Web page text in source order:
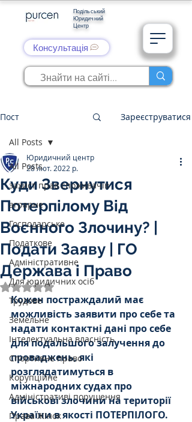
Подільський
Юридичний
Центр
Консультація
Пост Зареєструватися
All Posts
захист прав споживачів
аграрне
Господарське
Податкове
Адміністративне
Для юридичних осіб
Трудове
Земельне
Інтелектуальна власність
Спортивне право
Корупційне
Адміністративі порушення
Права Жінок
All Posts
Куди Звернутися
Потерпілому Від
Воєнного Злочину? |
Подати Заяву | ГО
Держава і Право
Юридичний центр
28 лют. 2022 р.
Оцінка: NaN з 5 зірок.
Кожен постраждалий має
можливість заявити про себе та
надати контактні дані про себе
для подальшого залучення до
проваджень, які
розглядатимуться в
міжнародних судах про
військові злочини на території
України в якості ПОТЕРПІЛОГО.